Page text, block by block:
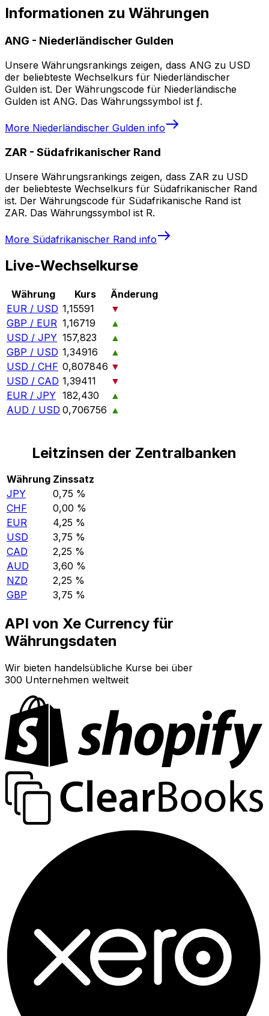
Informationen zu Währungen
ANG - Niederländischer Gulden
Unsere Währungsrankings zeigen, dass ANG zu USD
der beliebteste Wechselkurs für Niederländischer
Gulden ist. Der Währungscode für Niederländische
Gulden ist ANG. Das Währungssymbol ist ƒ.
More Niederländischer Gulden info
ZAR - Südafrikanischer Rand
Unsere Währungsrankings zeigen, dass ZAR zu USD
der beliebteste Wechselkurs für Südafrikanischer Rand
ist. Der Währungscode für Südafrikanische Rand ist
ZAR. Das Währungssymbol ist R.
More Südafrikanischer Rand info
Live-Wechselkurse
Währung Kurs
Änderung
EUR / USD 1,15591
▼
GBP / EUR 1,16719
▲
USD / JPY 157,823
▲
GBP / USD 1,34916
▲
USD / CHF 0,807846 ▼
USD / CAD 1,39411
▼
EUR / JPY 182,430
▲
AUD / USD 0,706756 ▲
Leitzinsen der Zentralbanken
Währung Zinssatz
JPY
0,75 %
CHF
0,00 %
EUR
4,25 %
USD
3,75 %
CAD
2,25 %
AUD
3,60 %
NZD
2,25 %
GBP
3,75 %
API von Xe Currency für
Währungsdaten
Wir bieten handelsübliche Kurse bei über
300 Unternehmen weltweit